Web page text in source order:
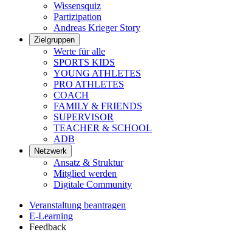
Wissensquiz
Partizipation
Andreas Krieger Story
Zielgruppen
Werte für alle
SPORTS KIDS
YOUNG ATHLETES
PRO ATHLETES
COACH
FAMILY & FRIENDS
SUPERVISOR
TEACHER & SCHOOL
ADB
Netzwerk
Ansatz & Struktur
Mitglied werden
Digitale Community
Veranstaltung beantragen
E-Learning
Feedback